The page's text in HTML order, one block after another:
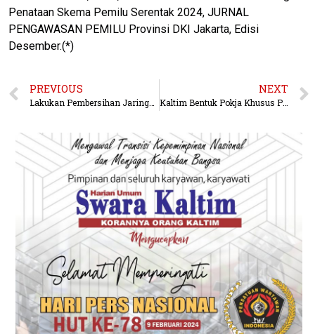
Penataan Skema Pemilu Serentak 2024, JURNAL
PENGAWASAN PEMILU Provinsi DKI Jakarta, Edisi
Desember.(*)
PREVIOUS NEXT
Kaltim Bentuk Pokja Khusus Percepat Pengakuan Masyarakat Hukum Adat